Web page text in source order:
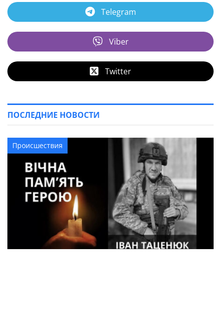
Telegram
Viber
Twitter
ПОСЛЕДНИЕ НОВОСТИ
Происшествия